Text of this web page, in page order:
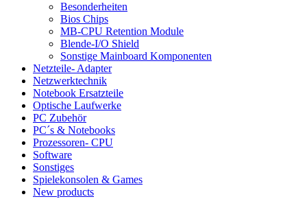
Besonderheiten
Bios Chips
MB-CPU Retention Module
Blende-I/O Shield
Sonstige Mainboard Komponenten
Netzteile- Adapter
Netzwerktechnik
Notebook Ersatzteile
Optische Laufwerke
PC Zubehör
PC´s & Notebooks
Prozessoren- CPU
Software
Sonstiges
Spielekonsolen & Games
New products